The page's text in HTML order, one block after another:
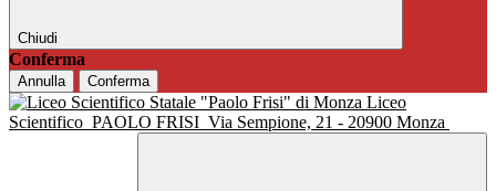
Chiudi
Conferma
Annulla Conferma
Liceo
Scientifico PAOLO FRISI Via Sempione, 21 - 20900 Monza